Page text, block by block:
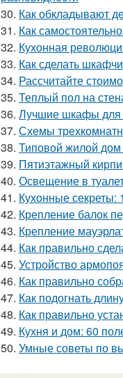
30. Как обкладывают
31. Как
32. Кухонная
33. Как сделать
34. Рассчитайте
35. Теплый пол на
36. Лучшие шкафы для
37. Схемы
38. Типовой жилой дом
39. Пятиэтажный
40. Освещение в
41. Кухонные
42. Крепление балок
43. Крепление
44. Как правильно
45. Устройство
46. Как правильно
47. Как подогнать
48. Как правильно
49. Кухня и дом: 60
50. Умные советы по